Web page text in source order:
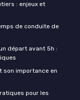
: enjeux et
de conduite de
départ avant 5h :
son importance en
pour les